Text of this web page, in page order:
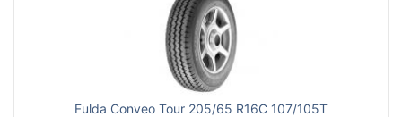
Fulda Conveo Tour 205/65 R16C 107/105T